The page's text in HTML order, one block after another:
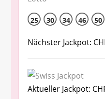
25 30 34 46 50
Nächster Jackpot:
Aktueller Jackpot: